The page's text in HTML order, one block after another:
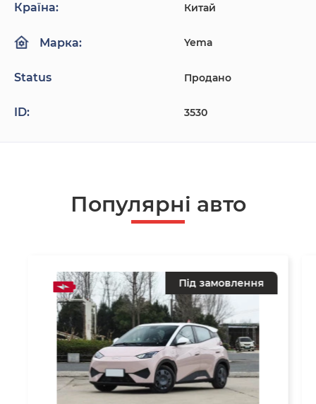
Країна: Китай
Марка: Yema
Status Продано
ID: 3530
Популярнi авто
Під замовлення